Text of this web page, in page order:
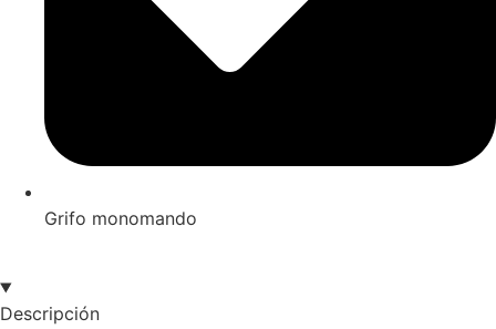
Grifo monomando
Descripción